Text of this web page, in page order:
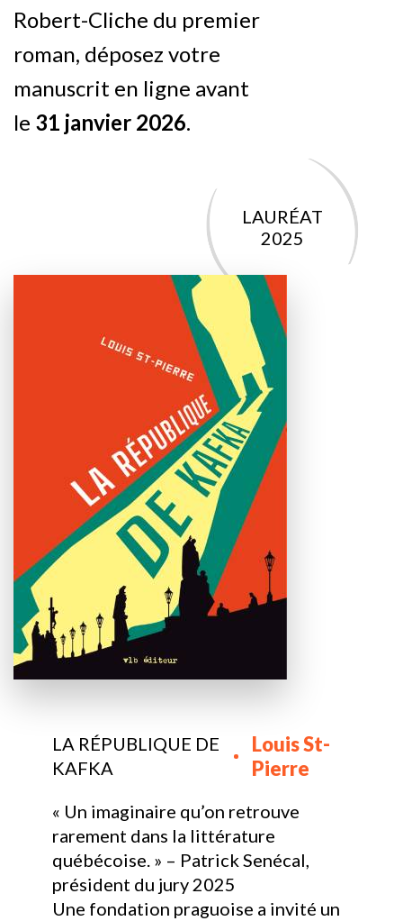
Robert-Cliche du premier
roman, déposez votre
manuscrit en ligne avant
le 31 janvier 2026.
LAURÉAT
2025
LA RÉPUBLIQUE DE
KAFKA
Louis St-
Pierre
« Un imaginaire qu’on retrouve
rarement dans la littérature
québécoise. » – Patrick Senécal,
président du jury 2025
Une fondation praguoise a invité un